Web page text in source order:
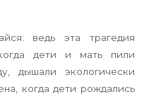
ведь эта трагедия
дети и мать пили
дышали экологически
когда дети рождались